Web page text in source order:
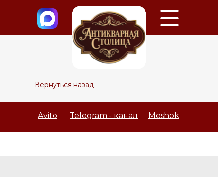
Вернуться назад
Meshok
Avito Telegram - канал